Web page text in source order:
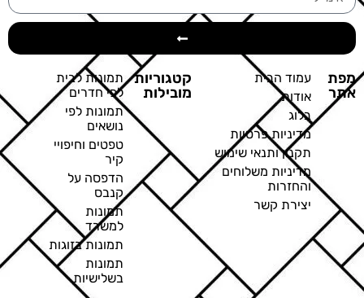
מפת
אתר
עמוד הבית
אודות
בלוג
מדיניות פרטיות
תקנון ותנאי שימוש
מדיניות משלוחים
והחזרות
יצירת קשר
קטגוריות
מובילות
תמונות לבית
לפי חדרים
תמונות לפי
נושאים
טפטים וחיפויי
קיר
הדפסה על
קנבס
תמונות
למשרד
תמונות בזוגות
תמונות
בשלישיות